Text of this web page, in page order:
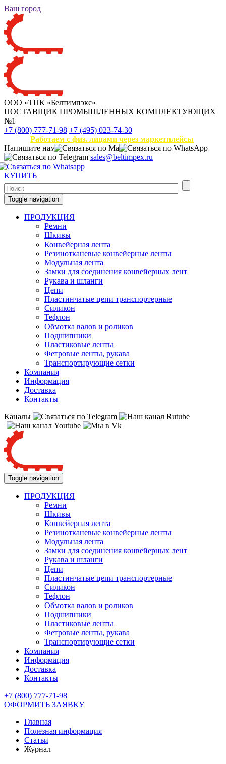
Ваш город
ООО «ТПК «Белтимпэкс»
ПОСТАВЩИК ПРОМЫШЛЕННЫХ КОМПЛЕКТУЮЩИХ
№1
+7 (800) 777-71-98 +7 (495) 023-74-30
Работаем с физ. лицами через маркетплейсы
Напишите нам
sales@beltimpex.ru
КУПИТЬ
Toggle navigation
ПРОДУКЦИЯ
Ремни
Шкивы
Конвейерная лента
Резинотканевые конвейерные ленты
Модульная лента
Замки для соединения конвейерных лент
Рукава и шланги
Цепи
Пластинчатые цепи транспортерные
Силикон
Тефлон
Обмотка валов и роликов
Подшипники
Пластиковые ленты
Фетровые ленты, рукава
Транспортирующие сетки
Компания
Информация
Доставка
Контакты
Каналы
Toggle navigation
ПРОДУКЦИЯ
Ремни
Шкивы
Конвейерная лента
Резинотканевые конвейерные ленты
Модульная лента
Замки для соединения конвейерных лент
Рукава и шланги
Цепи
Пластинчатые цепи транспортерные
Силикон
Тефлон
Обмотка валов и роликов
Подшипники
Пластиковые ленты
Фетровые ленты, рукава
Транспортирующие сетки
Компания
Информация
Доставка
Контакты
+7 (800) 777-71-98
ОФОРМИТЬ ЗАЯВКУ
Главная
Полезная информация
Статьи
Журнал